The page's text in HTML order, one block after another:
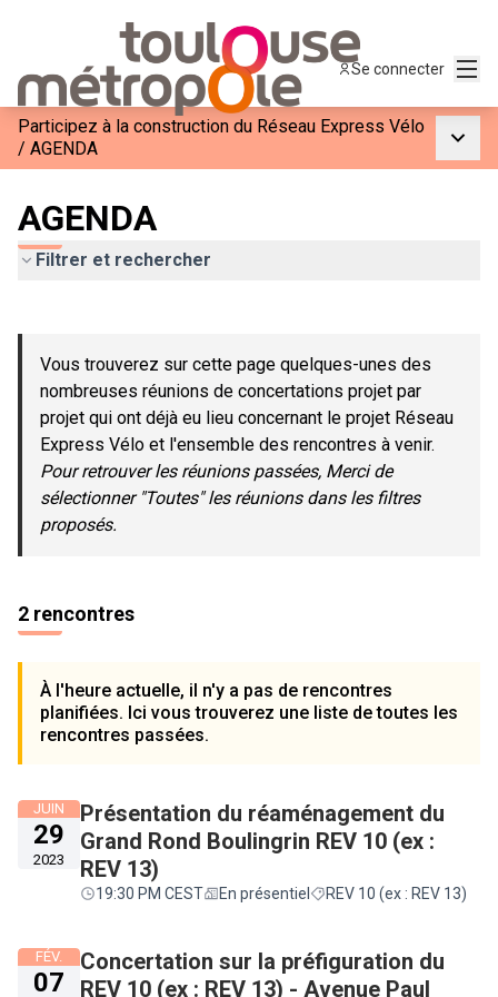
Se connecter
Participez à la construction du Réseau Express Vélo
/ AGENDA
AGENDA
Filtrer et rechercher
−
Vous trouverez sur cette page quelques-unes des
nombreuses réunions de concertations projet par
projet qui ont déjà eu lieu concernant le projet Réseau
Express Vélo et l'ensemble des rencontres à venir.
Pour retrouver les réunions passées, Merci de
sélectionner "Toutes" les réunions dans les filtres
proposés.
2 rencontres
À l'heure actuelle, il n'y a pas de rencontres
planifiées. Ici vous trouverez une liste de toutes les
rencontres passées.
JUIN
29
2023
Présentation du réaménagement du
Grand Rond Boulingrin REV 10 (ex :
REV 13)
19:30 PM CEST En présentiel REV 10 (ex : REV 13)
FÉV.
07
Concertation sur la préfiguration du
REV 10 (ex : REV 13) - Avenue Paul